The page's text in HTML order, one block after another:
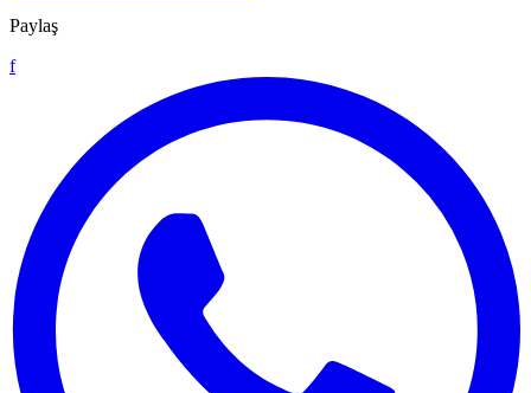
Paylaş
f